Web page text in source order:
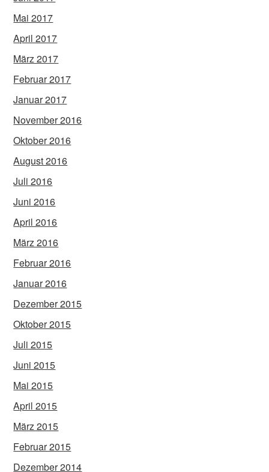
Mai 2017
April 2017
März 2017
Februar 2017
Januar 2017
November 2016
Oktober 2016
August 2016
Juli 2016
Juni 2016
April 2016
März 2016
Februar 2016
Januar 2016
Dezember 2015
Oktober 2015
Juli 2015
Juni 2015
Mai 2015
April 2015
März 2015
Februar 2015
Dezember 2014